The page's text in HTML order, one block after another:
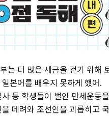
는 더 많은 세금을 걷기 위해
본어를 배우지 못하게 했어.
등 학생들이 벌인 만세운동
데려와 조선인을 괴롭히고